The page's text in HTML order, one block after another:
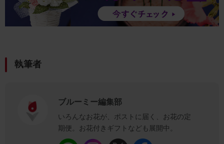
執筆者
ブルーミー編集部
いろんなお花が、ポストに届く、お花の定
期便。お花付きギフトなども展開中。